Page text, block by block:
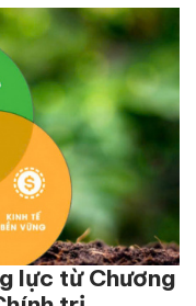
lực từ Chương